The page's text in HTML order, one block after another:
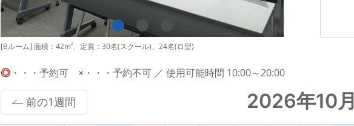
[Bルーム] 面積：42m2、定員：30名(スクール)、24名(ロ型)
◎ ・・・予約可 ×・・・予約不可 ／ 使用可能時間 10:00～20:00
2026年10月
前の1週間